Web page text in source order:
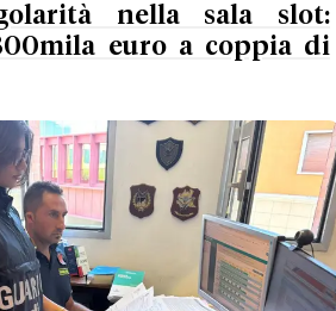
nella sala slot:
euro a coppia di